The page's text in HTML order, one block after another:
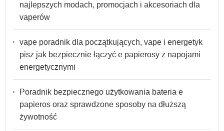
najlepszych modach, promocjach i akcesoriach dla
vaperów
vape poradnik dla początkujących, vape i energetyk
pisz jak bezpiecznie łączyć e papierosy z napojami
energetycznymi
Poradnik bezpiecznego użytkowania bateria e
papieros oraz sprawdzone sposoby na dłuższą
żywotność